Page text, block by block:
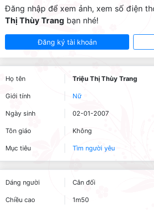
Đăng nhập để xem ảnh, xem số điện
Thị Thùy Trang bạn nhé!
Đăng ký tài khoản
Họ tên Triệu Thị Thùy Trang
Giới tính Nữ
Ngày sinh 02-01-2007
Tôn giáo Không
Mục tiêu Tìm người yêu
Dáng người Cân đối
Chiều cao 1m50